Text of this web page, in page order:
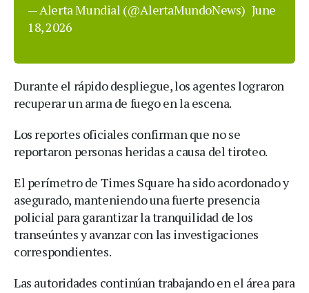
— Alerta Mundial (@AlertaMundoNews) June
18, 2026
Durante el rápido despliegue, los agentes lograron
recuperar un arma de fuego en la escena.
Los reportes oficiales confirman que no se
reportaron personas heridas a causa del tiroteo.
El perímetro de Times Square ha sido acordonado y
asegurado, manteniendo una fuerte presencia
policial para garantizar la tranquilidad de los
transeúntes y avanzar con las investigaciones
correspondientes.
Las autoridades continúan trabajando en el área para